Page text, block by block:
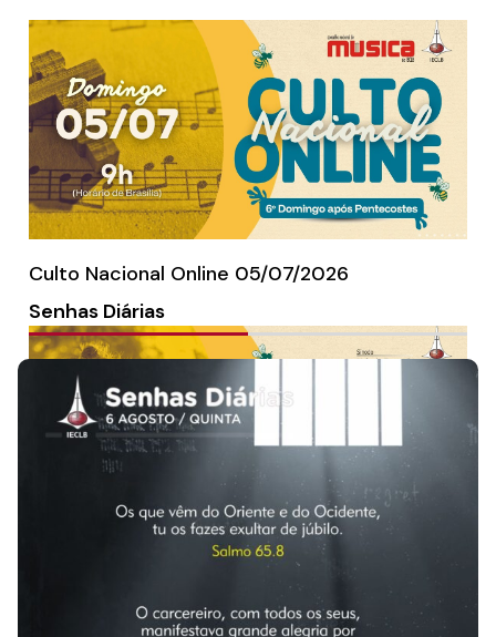
Culto Nacional Online 05/07/2026
Culto Nacional Online 28/06/2026
Senhas Diárias